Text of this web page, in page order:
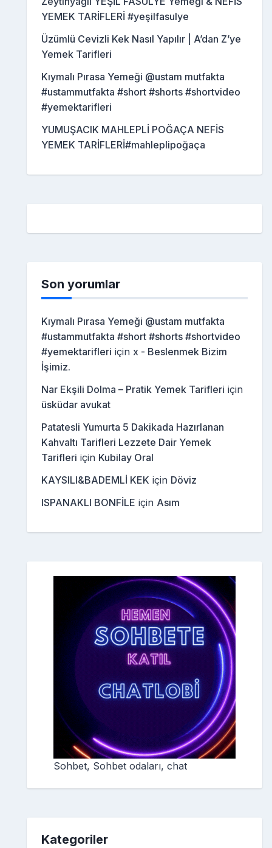
YEMEK TARİFLERİ #yeşilfasulye
Üzümlü Cevizli Kek Nasıl Yapılır | A’dan Z’ye
Yemek Tarifleri
Kıymalı Pırasa Yemeği @ustam mutfakta
#ustammutfakta #short #shorts #shortvideo
#yemektarifleri
YUMUŞACIK MAHLEPLİ POĞAÇA NEFİS
YEMEK TARİFLERİ#mahleplipoğaça
Son yorumlar
Kıymalı Pırasa Yemeği @ustam mutfakta
#ustammutfakta #short #shorts #shortvideo
#yemektarifleri için x - Beslenmek Bizim
İşimiz.
Nar Ekşili Dolma – Pratik Yemek Tarifleri için
üsküdar avukat
Patatesli Yumurta 5 Dakikada Hazırlanan
Kahvaltı Tarifleri Lezzete Dair Yemek
Tarifleri için Kubilay Oral
KAYSILI&BADEMLİ KEK için Döviz
ISPANAKLI BONFİLE için Asım
Sohbet, Sohbet odaları, chat
Kategoriler